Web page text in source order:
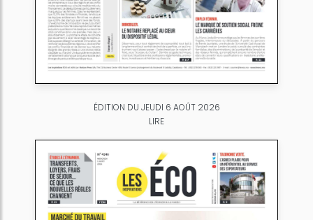
ÉDITION DU JEUDI 6 AOÛT 2026
LIRE